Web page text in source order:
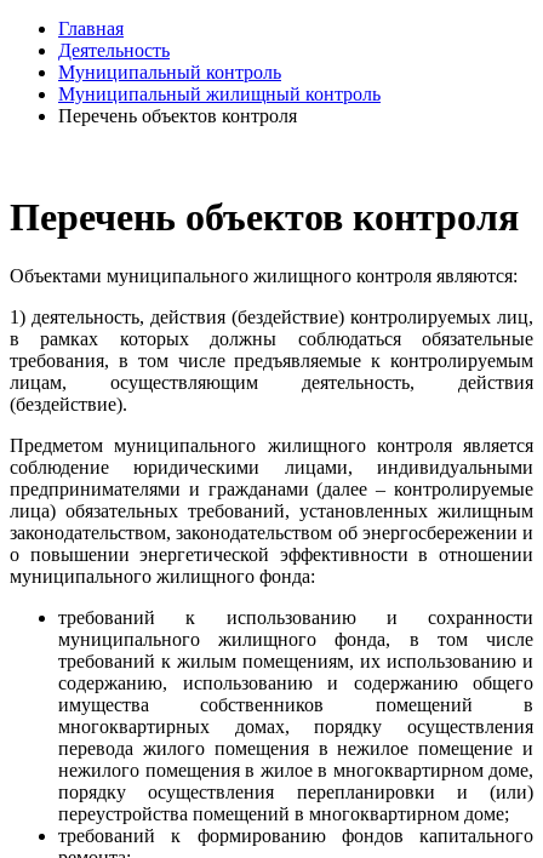
Главная
Деятельность
Муниципальный контроль
Муниципальный жилищный контроль
Перечень объектов контроля
Перечень объектов контроля
Объектами муниципального жилищного контроля являются:
1) деятельность, действия (бездействие) контролируемых лиц,
в рамках которых должны соблюдаться обязательные
требования, в том числе предъявляемые к контролируемым
лицам, осуществляющим деятельность, действия
(бездействие).
Предметом муниципального жилищного контроля является
соблюдение юридическими лицами, индивидуальными
предпринимателями и гражданами (далее – контролируемые
лица) обязательных требований, установленных жилищным
законодательством, законодательством об энергосбережении и
о повышении энергетической эффективности в отношении
муниципального жилищного фонда:
требований к использованию и сохранности
муниципального жилищного фонда, в том числе
требований к жилым помещениям, их использованию и
содержанию, использованию и содержанию общего
имущества собственников помещений в
многоквартирных домах, порядку осуществления
перевода жилого помещения в нежилое помещение и
нежилого помещения в жилое в многоквартирном доме,
порядку осуществления перепланировки и (или)
переустройства помещений в многоквартирном доме;
требований к формированию фондов капитального